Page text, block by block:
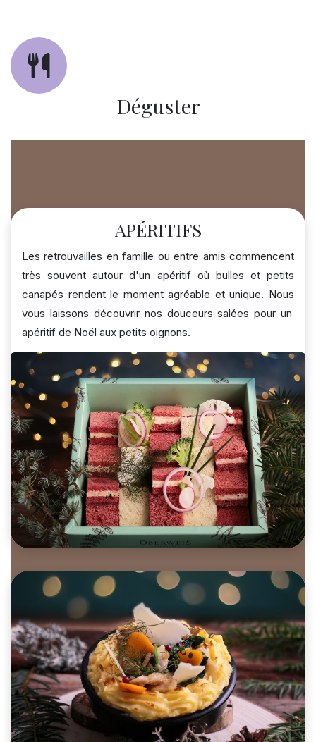
Déguster
APÉRITIFS
Les retrouvailles en famille ou entre amis commencent
très souvent autour d'un apéritif où bulles et petits
canapés rendentle momentagréable et unique. Nous
vous laissons découvrir nos douceurs salées pour un
apéritif de Noël aux petits oignons.